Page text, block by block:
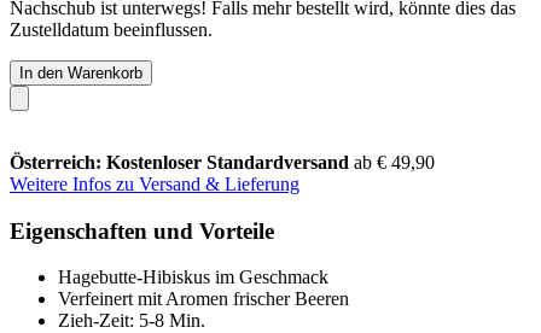
Nachschub ist unterwegs! Falls mehr bestellt wird, könnte dies das
Zustelldatum beeinflussen.
In den Warenkorb
Österreich: Kostenloser Standardversand ab € 49,90
Weitere Infos zu Versand & Lieferung
Eigenschaften und Vorteile
Hagebutte-Hibiskus im Geschmack
Verfeinert mit Aromen frischer Beeren
Zieh-Zeit: 5-8 Min.